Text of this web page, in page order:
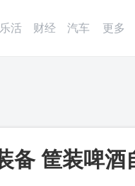
乐活 财经 汽车 更多
备 筐装啤